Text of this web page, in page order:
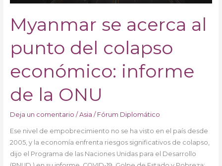
Myanmar se acerca al
punto del colapso
económico: informe
de la ONU
Deja un comentario /Asia / Fórum Diplomático
Ese nivel de empobrecimiento no se ha visto en el país desde
2005, y la economía enfrenta riesgos significativos de colapso,
dijo el Programa de las Naciones Unidas para el Desarrollo
ONU